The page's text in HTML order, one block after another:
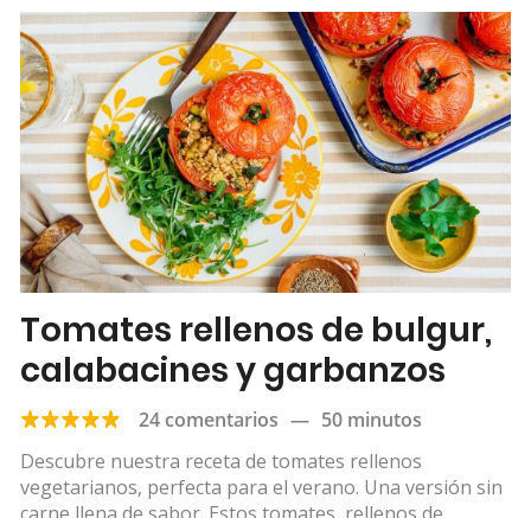
Tomates rellenos de bulgur,
calabacines y garbanzos
24 comentarios — 50 minutos
Descubre nuestra receta de tomates rellenos
vegetarianos, perfecta para el verano. Una versión sin